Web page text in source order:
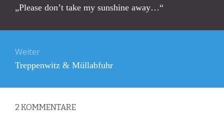
Vorheriger
„Please don’t take my sunshine away…“
Weiter
Nächster
Treppenwitz & Müllabfuhr
2 KOMMENTARE